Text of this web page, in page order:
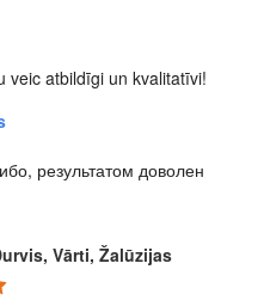
veic atbildīgi un kvalitatīvi!
результатом доволен
Vārti, Žalūzijas